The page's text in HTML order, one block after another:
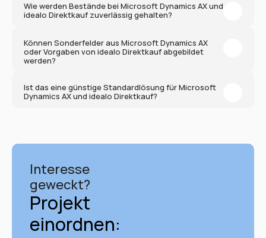
Wie werden Bestände bei Microsoft Dynamics AX und
idealo Direktkauf zuverlässig gehalten?
Können Sonderfelder aus Microsoft Dynamics AX
oder Vorgaben von idealo Direktkauf abgebildet
werden?
Ist das eine günstige Standardlösung für Microsoft
Dynamics AX und idealo Direktkauf?
Interesse
geweckt?
Projekt
einordnen: